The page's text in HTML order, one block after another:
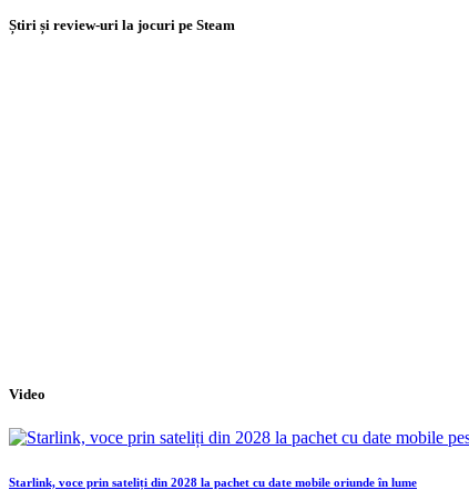
Știri și review-uri la jocuri pe Steam
Video
Starlink, voce prin sateliți din 2028 la pachet cu date mobile oriunde în lume